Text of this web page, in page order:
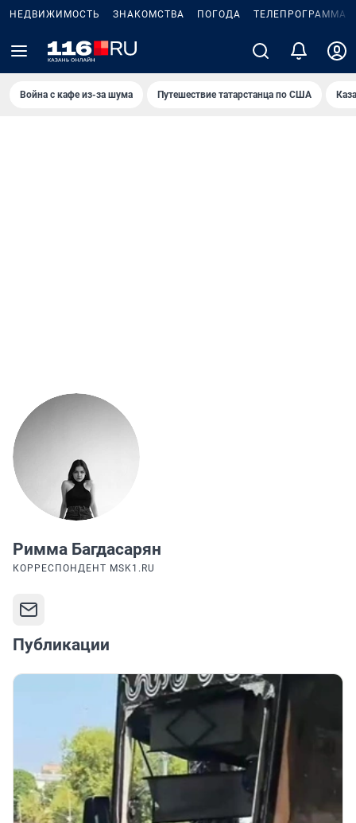
НЕДВИЖИМОСТЬ ЗНАКОМСТВА ПОГОДА ТЕЛЕПРОГРАММА
Война с кафе из-за шума Путешествие татарстанца по США
Римма Багдасарян
КОРРЕСПОНДЕНТ MSK1.RU
Публикации